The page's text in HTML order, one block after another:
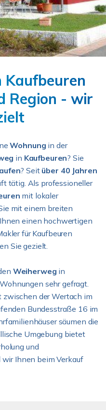
Kaufbeuren
Region - wir
Wohnung in der
in Kaufbeuren? Sie
? Seitüber 40 Jahren
tätig. Als professioneller
mit lokaler
mit einem breiten
einen hochwertigen
für Kaufbeuren
Sie gezielt.
Weiherweg in
sehr gefragt.
der Wertach im
Bundesstraße 16 im
säumen die
Umgebung bietet
und
wir Ihnen beim Verkauf